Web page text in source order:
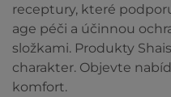
receptury, které
age péči a účinnou
složkami. Produkty
charakter. Objevte
komfort.